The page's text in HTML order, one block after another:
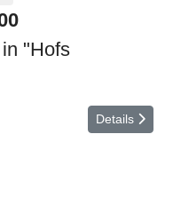
"Hofs
Details